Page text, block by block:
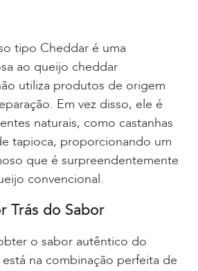
tipo Cheddar é uma
ao queijo cheddar
utiliza produtos de origem
Em vez disso, ele é
naturais, como castanhas
tapioca, proporcionando um
que é surpreendentemente
convencional.
Trás do Sabor
o sabor autêntico do
na combinação perfeita de